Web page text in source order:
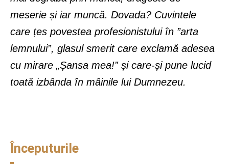
meserie și iar muncă. Dovada? Cuvintele
care țes povestea profesionistului în ”arta
lemnului”, glasul smerit care exclamă adesea
cu mirare „Șansa mea!” și care-și pune lucid
toată izbânda în mâinile lui Dumnezeu.
Începuturile